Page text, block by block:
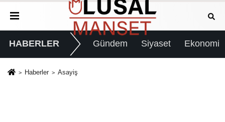
HABERLER Gündem Siyaset Ekonomi
Haberler Asayiş